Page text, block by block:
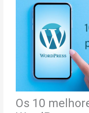
Os 10